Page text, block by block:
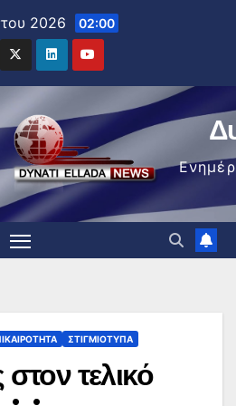
2026 02:00
ΣΤΙΓΜΙΌΤΥΠΑ
τελικό